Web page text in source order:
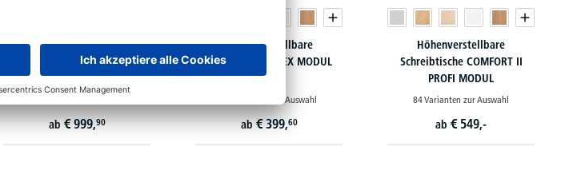
Höhenverstellbare XXL
Eckschreibtische PROFI MODUL
ab€ 999,90
Höhenverstellbare
Schreibtische FLEX MODUL
84 Varianten zur Auswahl
ab€ 399,60
Höhenverstellbare
Schreibtische COMFORT II
PROFI MODUL
84 Varianten zur Auswahl
ab € 549,-